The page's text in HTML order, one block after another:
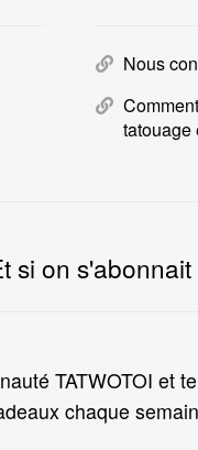
Nous
tatouage
si on s'abonnait
TATWOTOI et
chaque